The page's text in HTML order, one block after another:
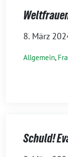
8. März
Allgemein,
Schuld!